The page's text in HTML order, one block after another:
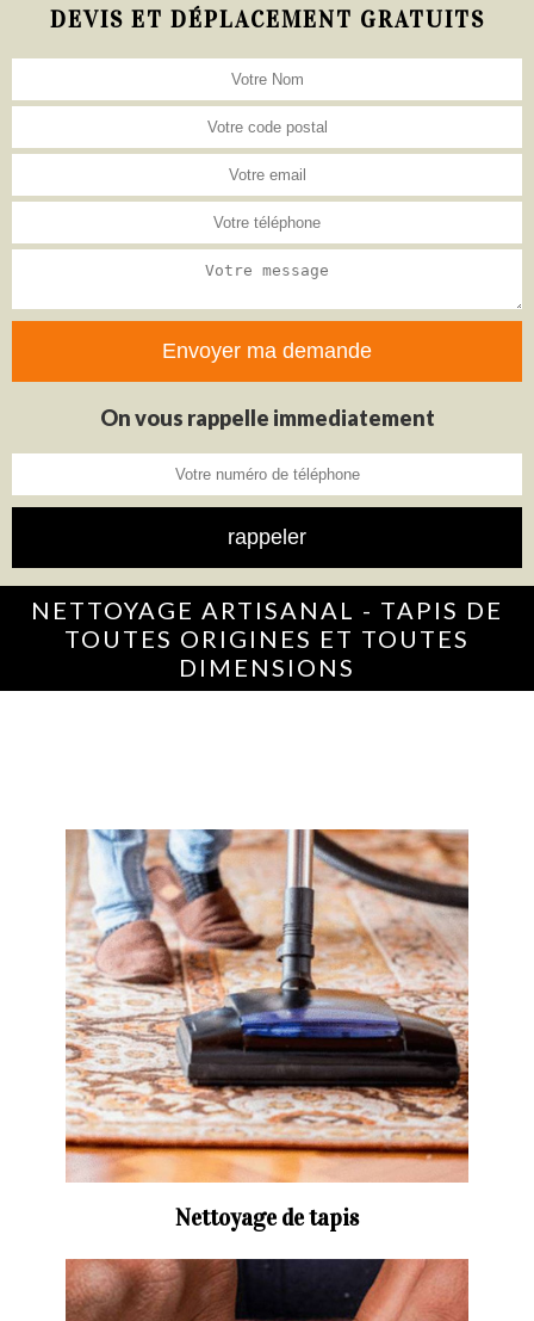
DEVIS ET DÉPLACEMENT GRATUITS
On vous rappelle immediatement
NETTOYAGE ARTISANAL - TAPIS DE
TOUTES ORIGINES ET TOUTES
DIMENSIONS
Nettoyage de tapis